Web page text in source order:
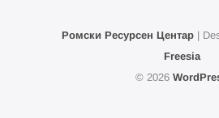
Ромски Ресурсен Центар |
Freesia
© 2026